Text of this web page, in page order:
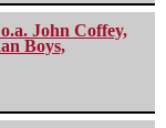
John Coffey,
Boys,